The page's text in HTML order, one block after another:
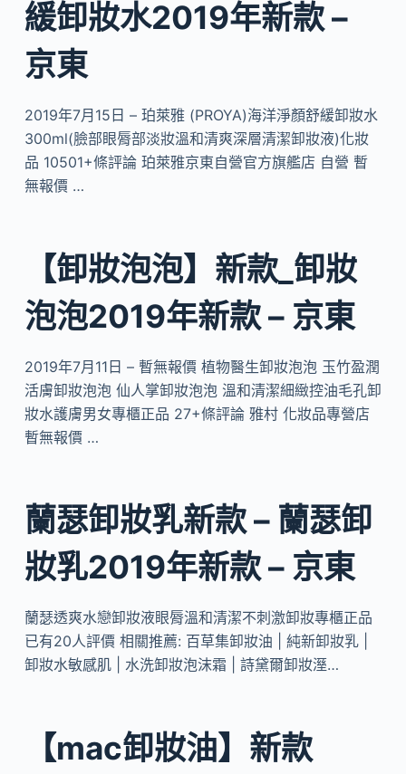
緩卸妝水2019年新款 –
京東
2019年7月15日 – 珀萊雅 (PROYA)海洋淨顏舒緩卸妝水
300ml(臉部眼脣部淡妝溫和清爽深層清潔卸妝液)化妝
品 10501+條評論 珀萊雅京東自營官方旗艦店 自營 暫
無報價 …
【卸妝泡泡】新款_卸妝
泡泡2019年新款 – 京東
2019年7月11日 – 暫無報價 植物醫生卸妝泡泡 玉竹盈潤
活膚卸妝泡泡 仙人掌卸妝泡泡 溫和清潔細緻控油毛孔卸
妝水護膚男女專櫃正品 27+條評論 雅村 化妝品專營店
暫無報價 …
蘭瑟卸妝乳新款 – 蘭瑟卸
妝乳2019年新款 – 京東
蘭瑟透爽水戀卸妝液眼脣溫和清潔不刺激卸妝專櫃正品
已有20人評價 相關推薦: 百草集卸妝油 | 純新卸妝乳 |
卸妝水敏感肌 | 水洗卸妝泡沫霜 | 詩黛爾卸妝溼…
【mac卸妝油】新款